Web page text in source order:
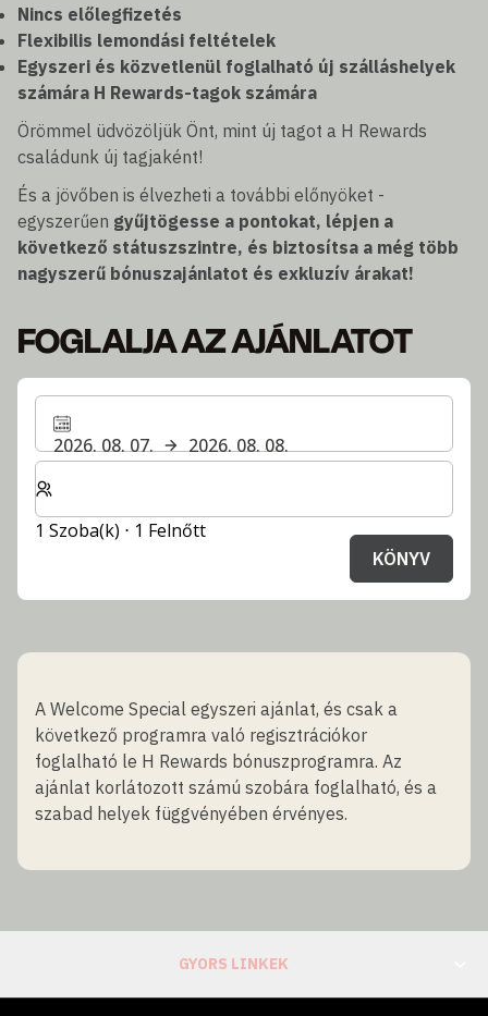
Nincs előlegfizetés
Flexibilis lemondási feltételek
Egyszeri és közvetlenül foglalható új szálláshelyek
számára H Rewards-tagok számára
Örömmel üdvözöljük Önt, mint új tagot a H Rewards
családunk új tagjaként!
És a jövőben is élvezheti a további előnyöket -
egyszerűen gyűjtögesse a pontokat, lépjen a
következő státuszszintre, és biztosítsa a még több
nagyszerű bónuszajánlatot és exkluzív árakat!
FOGLALJA AZ AJÁNLATOT
2026. 08. 07.
2026. 08. 08.
Válassza ki a szobák és a vendégek számát
1 Szoba(k) ⋅ 1 Felnőtt
KÖNYV
A Welcome Special egyszeri ajánlat, és csak a
következő programra való regisztrációkor
foglalható le H Rewards bónuszprogramra. Az
ajánlat korlátozott számú szobára foglalható, és a
szabad helyek függvényében érvényes.
GYORS LINKEK